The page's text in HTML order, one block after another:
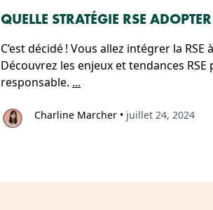
QUELLE STRATÉGIE RSE
C’est décidé ! Vous allez intégrer la
Découvrez les enjeux et tendances
responsable. ...
Charline Marcher • juillet 24, 2024